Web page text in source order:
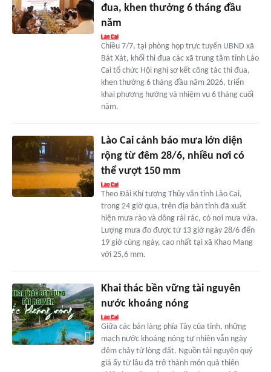
đua, khen thưởng 6 tháng đầu
năm
Chiều 7/7, tại phòng họp trực tuyến UBND xã
Bát Xát, khối thi đua các xã trung tâm tỉnh Lào
Cai tổ chức Hội nghị sơ kết công tác thi đua,
khen thưởng 6 tháng đầu năm 2026, triển
khai phương hướng và nhiệm vụ 6 tháng cuối
năm.
Lào Cai cảnh báo mưa lớn diện
rộng từ đêm 28/6, nhiều nơi có
thể vượt 150 mm
Theo Đài Khí tượng Thủy văn tỉnh Lào Cai,
trong 24 giờ qua, trên địa bàn tỉnh đã xuất
hiện mưa rào và dông rải rác, có nơi mưa vừa.
Lượng mưa đo được từ 13 giờ ngày 28/6 đến
19 giờ cùng ngày, cao nhất tại xã Khao Mang
với 25,6 mm.
Khai thác bền vững tài nguyên
nước khoáng nóng
Giữa các bản làng phía Tây của tỉnh, những
mạch nước khoáng nóng tự nhiên vẫn ngày
đêm chảy từ lòng đất. Nguồn tài nguyên quý
giá ấy từ lâu đã trở thành món quà thiên